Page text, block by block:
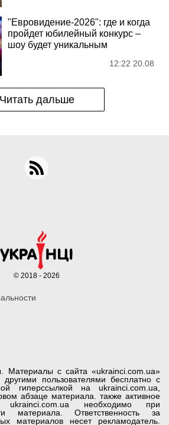
"Евровидение-2026": где и когда
пройдет юбилейный конкурс –
шоу будет уникальным
12:22 20.08
Читать дальше
Материалы с сайта «ukrainci.com.ua»
другими пользователями бесплатно с
гиперссылкой на ukrainci.com.ua,
абзаце материала. также активное
необходимо при
материала. Ответственность за
материалов несет рекламодатель.
© 2018 - 2026